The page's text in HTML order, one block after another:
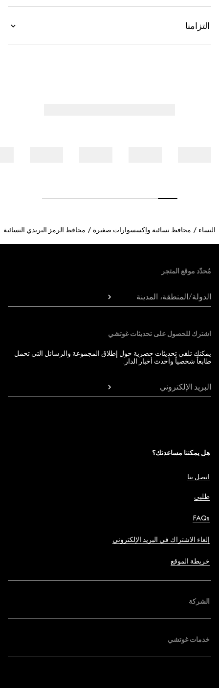
التزامنا
النساء محافظ نسائية وإكسسوارات صغيرة محافظ الرمز البريدي النسائية
مُحدّد موقع المتجر
الدولة/المنطقة، المدينة
اشترك للحصول على تحديثات غوتشي
يمكنك تلقي تحديثات حصرية حول إطلاق المجموعة والرسائل التي تحمل
طابعاً شخصياً وأحدث أخبار الدار.
البريد الإلكتروني
هل يمكننا مساعدتك؟
اتصل بنا
طلبي
FAQs
إلغاء الاشتراك في البريد الإلكتروني
خريطة الموقع
الشركة
خدمات غوتشي